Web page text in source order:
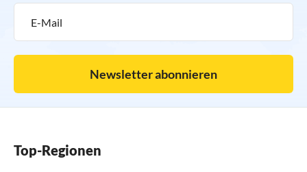
Newsletter abonnieren
Top-Regionen